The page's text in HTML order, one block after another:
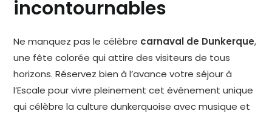
incontournables
Ne manquez pas le célèbre carnaval de Dunkerque,
une fête colorée qui attire des visiteurs de tous
horizons. Réservez bien à l’avance votre séjour à
l’Escale pour vivre pleinement cet événement unique
qui célèbre la culture dunkerquoise avec musique et